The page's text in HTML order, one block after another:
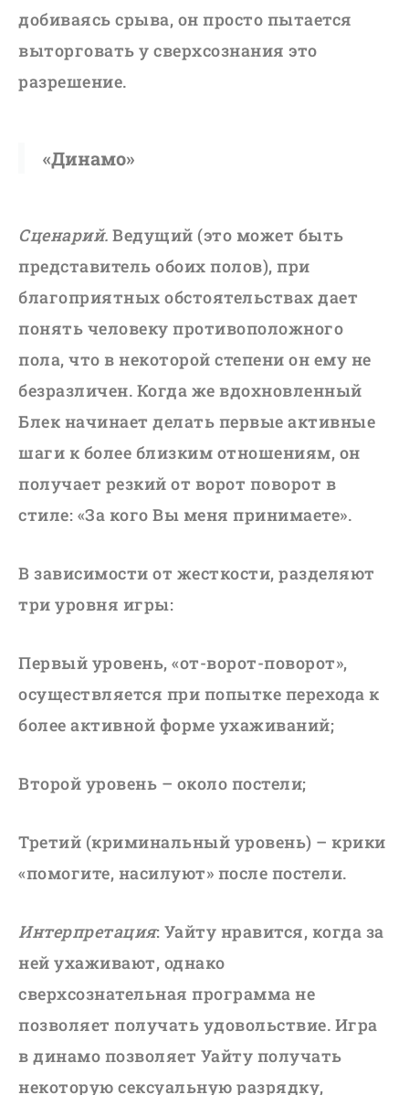
добиваясь срыва, он просто пытается
выторговать у сверхсознания это
разрешение.
«Динамо»
Сценарий. Ведущий (это может быть
представитель обоих полов), при
благоприятных обстоятельствах дает
понять человеку противоположного
пола, что в некоторой степени он ему не
безразличен. Когда же вдохновленный
Блек начинает делать первые активные
шаги к более близким отношениям, он
получает резкий от ворот поворот в
стиле: «За кого Вы меня принимаете».
В зависимости от жесткости, разделяют
три уровня игры:
Первый уровень, «от-ворот-поворот»,
осуществляется при попытке перехода к
более активной форме ухаживаний;
Второй уровень – около постели;
Третий (криминальный уровень) – крики
«помогите, насилуют» после постели.
Интерпретация: Уайту нравится, когда за
ней ухаживают, однако
сверхсознательная программа не
позволяет получать удовольствие. Игра
в динамо позволяет Уайту получать
некоторую сексуальную разрядку,